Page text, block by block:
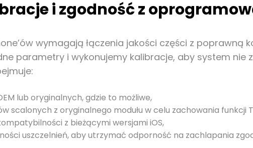
i zgodność z
wymagają łączenia jakości części z
parametry i wykonujemy kalibracje, aby system nie
lub oryginalnych, gdzie to możliwe,
scalonych z oryginalnego modułu w celu zachowania funkcji
z bieżącymi wersjami iOS,
uszczelnień, aby utrzymać odporność na zachlapania